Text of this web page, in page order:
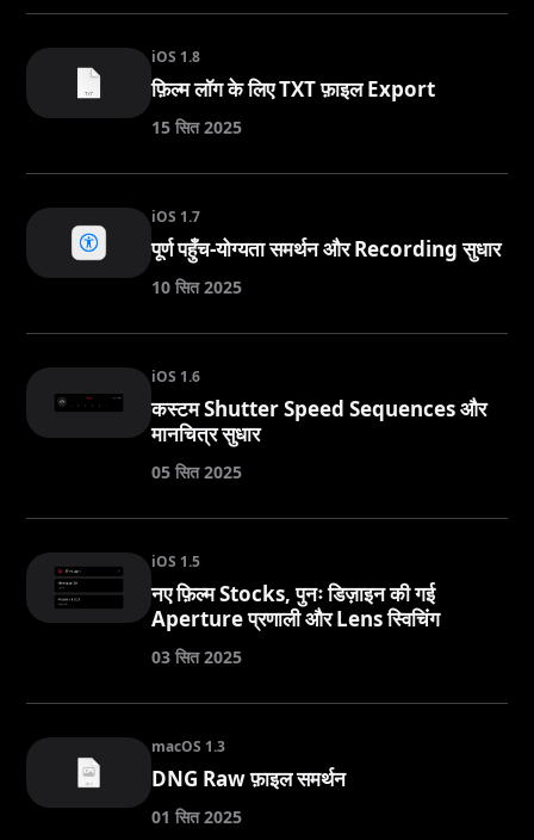
iOS 1.8
फ़िल्म लॉग के लिए TXT फ़ाइल Export
15 सित 2025
iOS 1.7
पूर्ण पहुँच-योग्यता समर्थन और Recording सुधार
10 सित 2025
iOS 1.6
कस्टम Shutter Speed Sequences और
मानचित्र सुधार
05 सित 2025
iOS 1.5
नए फ़िल्म Stocks, पुनः डिज़ाइन की गई
Aperture प्रणाली और Lens स्विचिंग
03 सित 2025
macOS 1.3
DNG Raw फ़ाइल समर्थन
01 सित 2025